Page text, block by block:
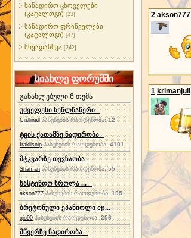
სანადირო ცხოველები
(კატალოგი) [23]
სანადირო ფრინველები
(კატალოგი) [47]
სხვადასხვა [242]
სიახლე ფორუმში
განახლებული 6 თემა
უძველესი ხეწლნაწერი
Ciallinall პასუხების რაოდენობა:12
ტყის ქათამზე ნადირობა
Iraklisnip პასუხების რაოდენობა: 4101
მტკვარზე თევზაობა
Shaman პასუხების რაოდენობა:55
სასტენდო სროლა ...
akson777 პასუხების რაოდენობა:195
ბრეტონული ეპანიოლი ep...
gio90 პასუხების რაოდენობა:256
მწყერზე ნადირობა
2 akson777
1 krimanjuli